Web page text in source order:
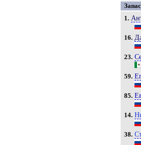
1.
16.
23.
59.
85.
14.
38.